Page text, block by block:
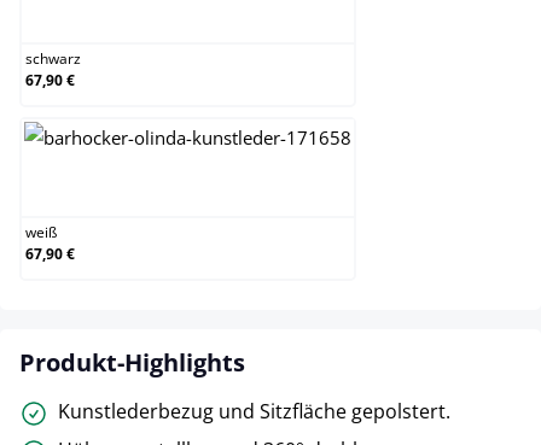
schwarz
67,90 €
weiß
67,90 €
Produkt-Highlights
Kunstlederbezug und Sitzfläche gepolstert.